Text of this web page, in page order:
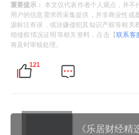
盆。
顶配建面约176㎡，经典
南向三面宽，全明通透
间，家庭活动室、静谧
重要提示： 本文仅代表作者个人观点，并不
用户的信息需求而采集提供，并非商业性或
源标注有误，或涉嫌侵犯其知识产权等相关
细侵权情况证明等相关资料，点击【联系客
将及时审核处理。
121
《乐居财经精